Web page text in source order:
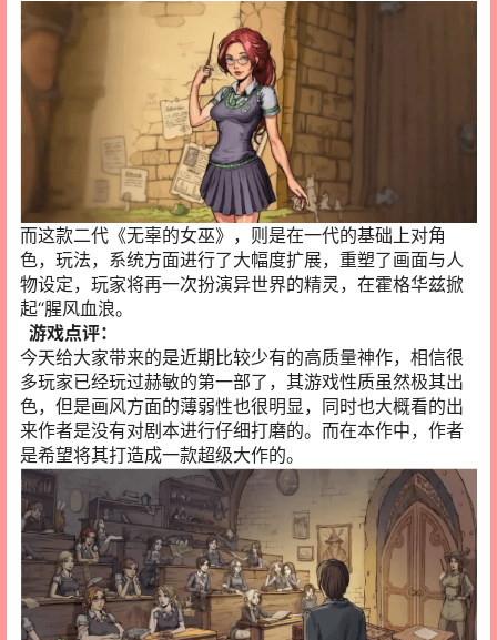
而这款二代《无辜的女巫》，则是在一代的基础上对角
色，玩法，系统方面进行了大幅度扩展，重塑了画面与人
物设定，玩家将再一次扮演异世界的精灵，在霍格华兹掀
起“腥风血浪。
游戏点评：
今天给大家带来的是近期比较少有的高质量神作，相信很
多玩家已经玩过赫敏的第一部了，其游戏性质虽然极其出
色，但是画风方面的薄弱性也很明显，同时也大概看的出
来作者是没有对剧本进行仔细打磨的。而在本作中，作者
是希望将其打造成一款超级大作的。